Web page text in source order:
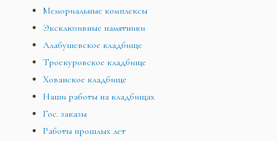
Мемориальные комплексы
Эксклюзивные памятники
Алабушевское кладбище
Троекуровское кладбище
Хованское кладбище
Наши работы на кладбищах
Гос. заказы
Работы прошлых лет